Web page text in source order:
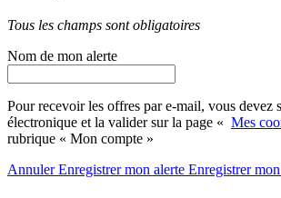
Tous les champs sont obligatoires
Nom de mon alerte
Pour recevoir les offres par e-mail, vous devez
électronique et la valider sur la page « Mes
rubrique « Mon compte »
AnnulerEnregistrer mon alerte Enregistrermon